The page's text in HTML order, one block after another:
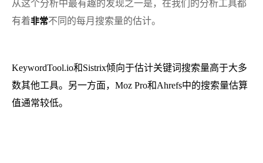
从这个分析中最有趣的发现之一是，在我们的分析工具都
有着非常不同的每月搜索量的估计。
KeywordTool.io和Sistrix倾向于估计关键词搜索量高于大多
数其他工具。另一方面，Moz Pro和Ahrefs中的搜索量估算
值通常较低。